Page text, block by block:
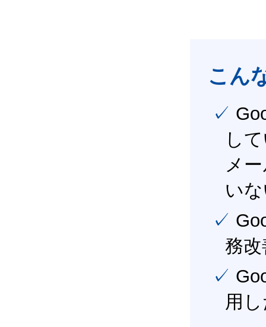
こん
✓ Google Workspace（旧G Suite） を社内で導入
し
メ
い
✓ Google Workspace（旧G Suite） を活用し、業
務
✓ Google Workspace（旧G Suite） を最大限に活
用